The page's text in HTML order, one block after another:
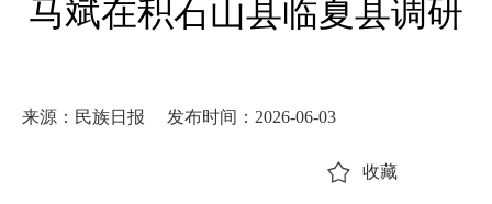
马斌在积石山县临夏县调研
来源：民族日报 发布时间：2026-06-03
收藏